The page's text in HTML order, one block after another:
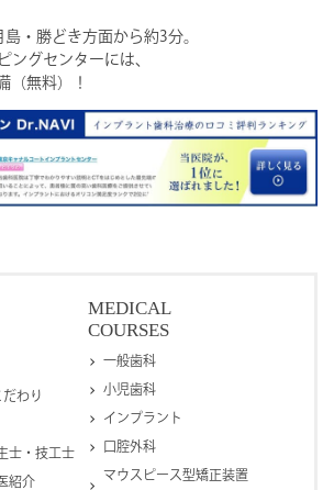
・勝どき方面から約3分。
ングセンターには、
（無料）！
わり
士・技工士
紹介
MEDICAL
COURSES
一般歯科
小児歯科
インプラント
口腔外科
マウスピース型矯正装置